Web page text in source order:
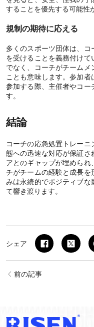
することを優先する可能性
規制の期待に応える
多くのスポーツ団体は、
を受けることを義務付け
でなく、コーチがチーム
ことも意味します。参加
参加する際、主催者やコー
す。
結論
コーチの応急処置トレー
態への迅速な対応が保証
アとのギャップが埋めら
チがチームの経験と成長を
みは永続的でポジティブな
て響き渡ります。
シェア
前の記事